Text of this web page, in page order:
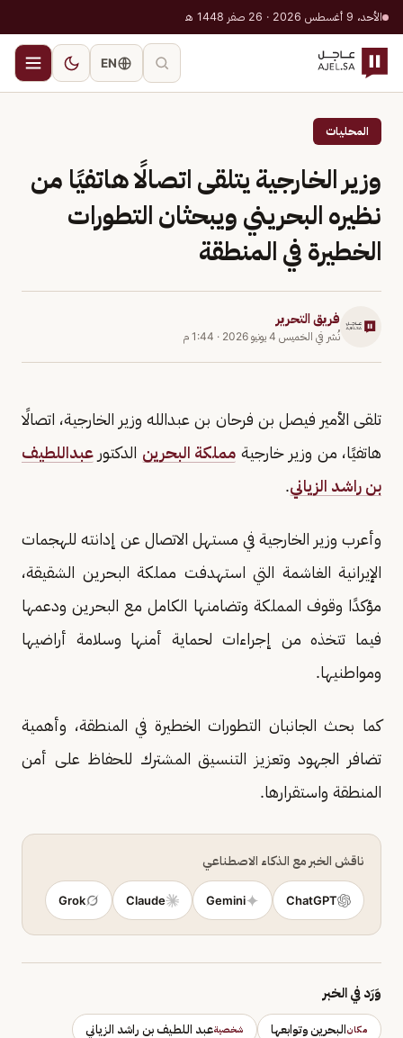
الأحد، 9 أغسطس 2026 · 26 صفر 1448 هـ
EN
المحليات
وزير الخارجية يتلقى اتصالًا هاتفيًا من
نظيره البحريني ويبحثان التطورات
الخطيرة في المنطقة
فريق التحرير
نُشر في الخميس 4 يونيو 2026 · 1:44 م
تلقى الأمير فيصل بن فرحان بن عبدالله وزير الخارجية، اتصالًا
هاتفيًا، من وزير خارجية مملكة البحرين الدكتور عبداللطيف
بن راشد الزياني.
وأعرب وزير الخارجية في مستهل الاتصال عن إدانته للهجمات
الإيرانية الغاشمة التي استهدفت مملكة البحرين الشقيقة،
مؤكدًا وقوف المملكة وتضامنها الكامل مع البحرين ودعمها
فيما تتخذه من إجراءات لحماية أمنها وسلامة أراضيها
ومواطنيها.
كما بحث الجانبان التطورات الخطيرة في المنطقة، وأهمية
تضافر الجهود وتعزيز التنسيق المشترك للحفاظ على أمن
المنطقة واستقرارها.
ناقش الخبر مع الذكاء الاصطناعي
ChatGPT
Gemini
Claude
Grok
وَرَد في الخبر
مكانالبحرين وتوابعها شخصيةعبد اللطيف بن راشد الزياني